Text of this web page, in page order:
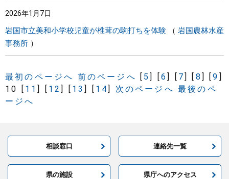
2026年1月7日
岩国市立美和小学校児童が椎茸の駒打ちを体験
岩国農林水産
事務所
最初のページへ 前のページへ [ 5] [6] [ 7] [ 8] [9 ]
10
[ 11] [ 12] [ 13] [ 14] 次のページへ 最後のペ
ージへ
相談窓口 連絡先一覧
県の施設 県庁へのアクセス